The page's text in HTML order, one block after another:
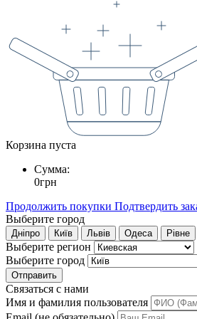
Корзина пуста
Сумма:
0грн
Продолжить покупки Подтвердить
Выберите город
Дніпро Київ Львів Одеса Рівне
Выберите регион
Выберите город
Отправить
Связаться с нами
Имя и фамилия пользователя